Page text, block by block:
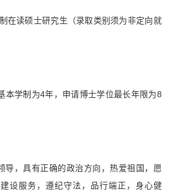
在读硕士研究生（录取类别须为非定向就
本学制为4年，申请博士学位最长年限为8
导，具有正确的政治方向，热爱祖国，愿
设服务，遵纪守法，品行端正，身心健